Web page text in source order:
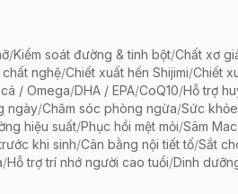
/Kiểm soát đường & tinh bột/Chất xơ
chất nghệ/Chiết xuất hến Shijimi/Chiết
/ Omega/DHA / EPA/CoQ10/Hỗ trợ
ngày/Chăm sóc phòng ngừa/Sức
hiệu suất/Phục hồi mệt mỏi/Sâm
khi sinh/Cân bằng nội tiết tố/Sắt
/Hỗ trợ trí nhớ người cao tuổi/Dinh